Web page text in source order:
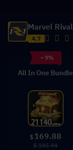
Marvel
4.7
- 9%
All In One Bundle
$ 169.88
$ 185.94